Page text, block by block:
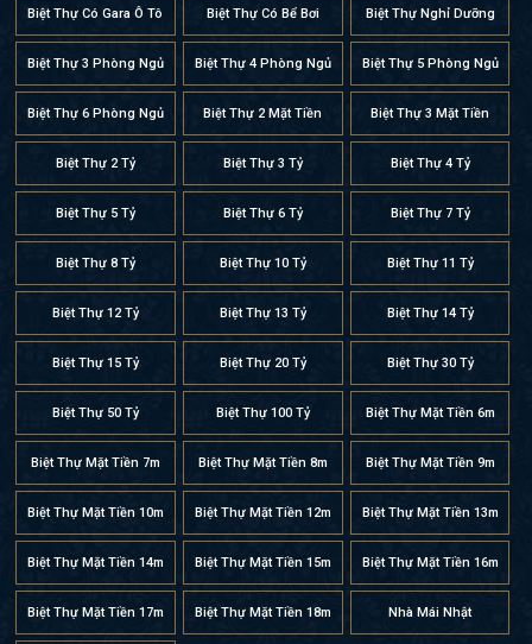
Biệt Thự Có Gara Ô Tô Biệt Thự Có Bể Bơi Biệt Thự Nghỉ Dưỡng
Biệt Thự 3 Phòng Ngủ Biệt Thự 4 Phòng Ngủ Biệt Thự 5 Phòng Ngủ
Biệt Thự 6 Phòng Ngủ Biệt Thự 2 Mặt Tiền Biệt Thự 3 Mặt Tiền
Biệt Thự 2 Tỷ Biệt Thự 3 Tỷ Biệt Thự 4 Tỷ
Biệt Thự 5 Tỷ Biệt Thự 6 Tỷ Biệt Thự 7 Tỷ
Biệt Thự 8 Tỷ Biệt Thự 10 Tỷ Biệt Thự 11 Tỷ
Biệt Thự 12 Tỷ Biệt Thự 13 Tỷ Biệt Thự 14 Tỷ
Biệt Thự 15 Tỷ Biệt Thự 20 Tỷ Biệt Thự 30 Tỷ
Biệt Thự 50 Tỷ Biệt Thự 100 Tỷ Biệt Thự Mặt Tiền 6m
Biệt Thự Mặt Tiền 7m Biệt Thự Mặt Tiền 8m Biệt Thự Mặt Tiền 9m
Biệt Thự Mặt Tiền 10m Biệt Thự Mặt Tiền 12m Biệt Thự Mặt Tiền 13m
Biệt Thự Mặt Tiền 14m Biệt Thự Mặt Tiền 15m Biệt Thự Mặt Tiền 16m
Biệt Thự Mặt Tiền 17m Biệt Thự Mặt Tiền 18m Nhà Mái Nhật